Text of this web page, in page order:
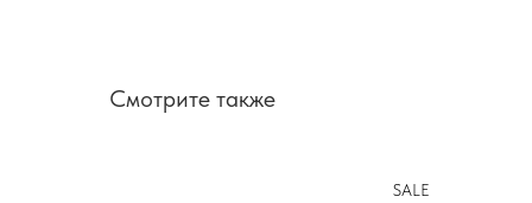
Смотрите также
SALE